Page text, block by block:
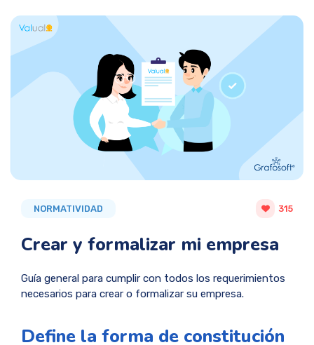
NORMATIVIDAD 315
Crear y formalizar mi empresa
Guía general para cumplir con todos los requerimientos
necesarios para crear o formalizar su empresa.
Define la forma de constitución